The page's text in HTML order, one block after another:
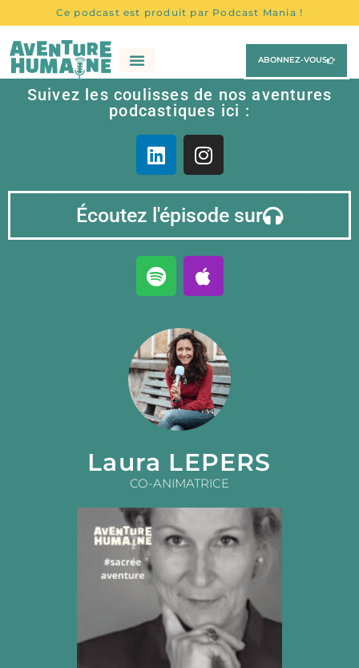
Ce podcast est produit par Podcast Mania !
ABONNEZ-VOUS
Suivez les coulisses de nos aventures
podcastiques ici :
Écoutez l'épisode sur
Laura LEPERS
CO-ANIMATRICE